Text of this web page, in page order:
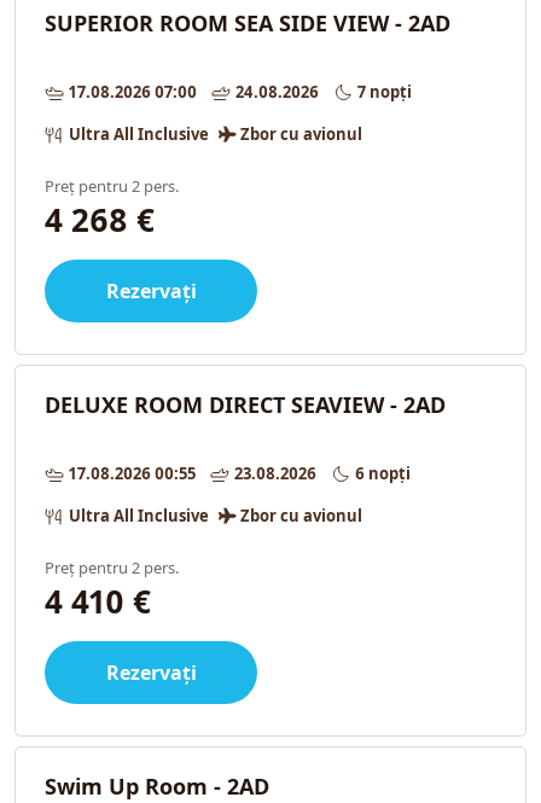
SUPERIOR ROOM SEA SIDE VIEW - 2AD
17.08.2026 07:00 24.08.2026
7 nopți
Ultra All Inclusive
Zbor cu avionul
Preț pentru 2 pers.
4 268 €
Rezervați
DELUXE ROOM DIRECT SEAVIEW - 2AD
17.08.2026 00:55 23.08.2026
6 nopți
Ultra All Inclusive
Zbor cu avionul
Preț pentru 2 pers.
4 410 €
Rezervați
Swim Up Room - 2AD